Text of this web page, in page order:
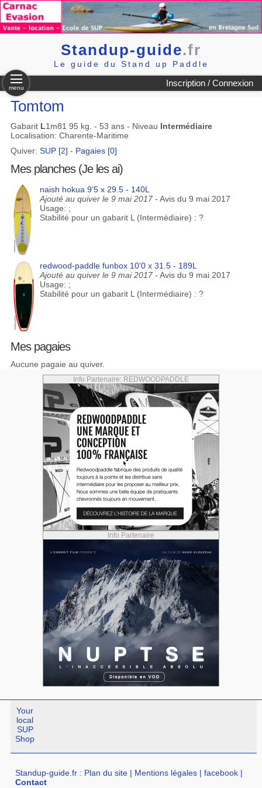
Standup-guide.fr
Le guide du Stand up Paddle
Inscription / Connexion
menu
Tomtom
Gabarit L1m81 95 kg. - 53 ans - Niveau Intermédiaire
Localisation: Charente-Maritime
Quiver: SUP [2] - Pagaies [0]
Mes planches (Je les ai)
naish hokua 9'5 x 29.5 - 140L
Ajouté au quiver le 9 mai 2017 - Avis du 9 mai 2017
Usage: ;
Stabilité pour un gabarit L (Intermédiaire) : ?
redwood-paddle funbox 10'0 x 31.5 - 189L
Ajouté au quiver le 9 mai 2017 - Avis du 9 mai 2017
Usage: ;
Stabilité pour un gabarit L (Intermédiaire) : ?
Mes pagaies
Aucune pagaie au quiver.
Info Partenaire: REDWOODPADDLE
Info Partenaire
Your
local
SUP
Shop
Standup-guide.fr : Plan du site | Mentions légales |facebook |
Contact